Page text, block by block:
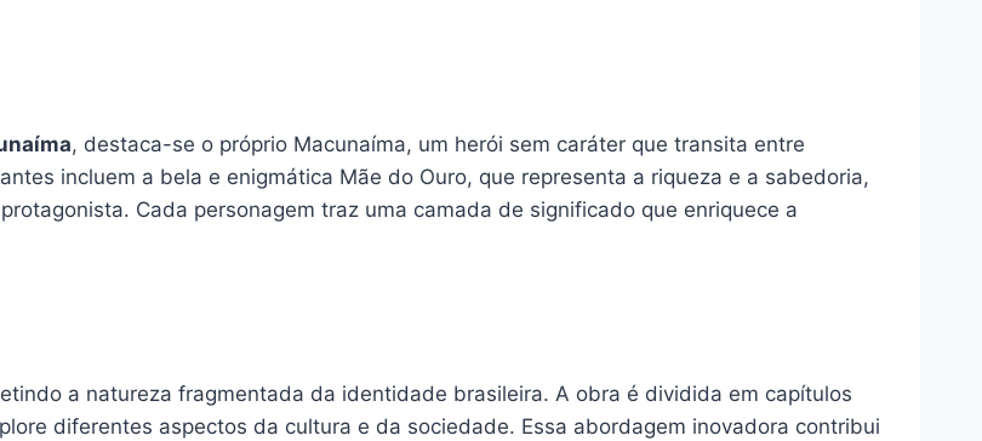
, destaca-se o próprio Macunaíma, um herói sem caráter que transita entre
incluem a bela e enigmática Mãe do Ouro, que representa a riqueza e a sabedoria,
Cada personagem traz uma camada de significado que enriquece a
a natureza fragmentada da identidade brasileira. A obra é dividida em capítulos
diferentes aspectos da cultura e da sociedade. Essa abordagem inovadora contribui